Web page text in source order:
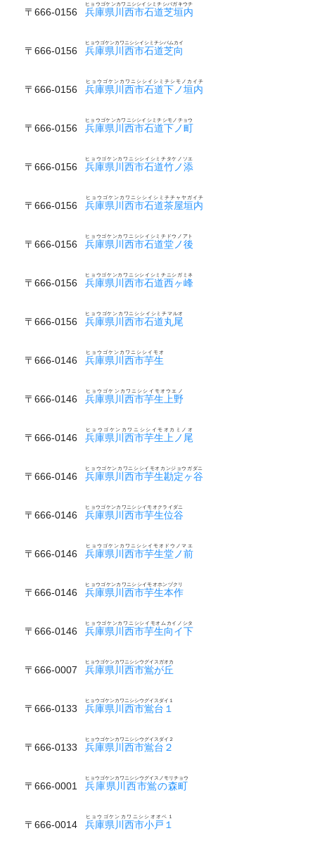
〒666-0156 兵庫県川西市石道芝垣内
ヒョウゴケンカワニシシイシミチシバガキウチ
〒666-0156 兵庫県川西市石道芝向
ヒョウゴケンカワニシシイシミチシバムカイ
〒666-0156 兵庫県川西市石道下ノ垣内
ヒョウゴケンカワニシシイシミチシモノカイチ
〒666-0156 兵庫県川西市石道下ノ町
ヒョウゴケンカワニシシイシミチシモノチョウ
〒666-0156 兵庫県川西市石道竹ノ添
ヒョウゴケンカワニシシイシミチタケノソエ
〒666-0156 兵庫県川西市石道茶屋垣内
ヒョウゴケンカワニシシイシミチチャヤガイチ
〒666-0156 兵庫県川西市石道堂ノ後
ヒョウゴケンカワニシシイシミチドウノアト
〒666-0156 兵庫県川西市石道西ヶ峰
ヒョウゴケンカワニシシイシミチニシガミネ
〒666-0156 兵庫県川西市石道丸尾
ヒョウゴケンカワニシシイシミチマルオ
〒666-0146 兵庫県川西市芋生
ヒョウゴケンカワニシシイモオ
〒666-0146 兵庫県川西市芋生上野
ヒョウゴケンカワニシシイモオウエノ
〒666-0146 兵庫県川西市芋生上ノ尾
ヒョウゴケンカワニシシイモオカミノオ
〒666-0146 兵庫県川西市芋生勘定ヶ谷
ヒョウゴケンカワニシシイモオカンジョウガダニ
〒666-0146 兵庫県川西市芋生位谷
ヒョウゴケンカワニシシイモオクライダニ
〒666-0146 兵庫県川西市芋生堂ノ前
ヒョウゴケンカワニシシイモオドウノマエ
〒666-0146 兵庫県川西市芋生本作
ヒョウゴケンカワニシシイモオホンヅクリ
〒666-0146 兵庫県川西市芋生向イ下
ヒョウゴケンカワニシシイモオムカイノシタ
〒666-0007 兵庫県川西市鴬が丘
ヒョウゴケンカワニシシウグイスガオカ
〒666-0133 兵庫県川西市鴬台１
ヒョウゴケンカワニシシウグイスダイ１
〒666-0133 兵庫県川西市鴬台２
ヒョウゴケンカワニシシウグイスダイ２
〒666-0001 兵庫県川西市鴬の森町
ヒョウゴケンカワニシシウグイスノモリチョウ
〒666-0014 兵庫県川西市小戸１
ヒョウゴケンカワニシシオオベ１